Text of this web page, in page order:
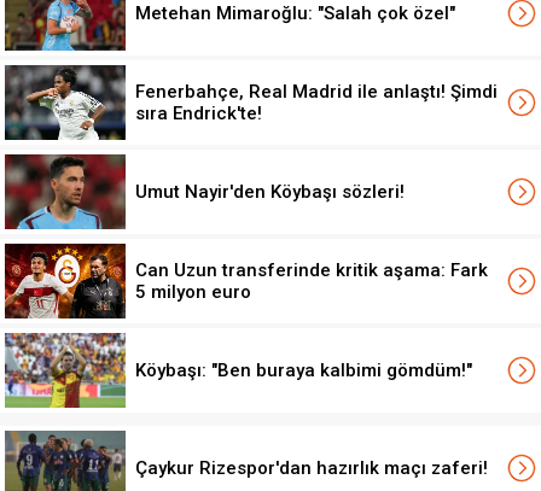
Metehan Mimaroğlu: "Salah çok özel"
Fenerbahçe, Real Madrid ile anlaştı! Şimdi
sıra Endrick'te!
Umut Nayir'den Köybaşı sözleri!
Can Uzun transferinde kritik aşama: Fark
5 milyon euro
Köybaşı: "Ben buraya kalbimi gömdüm!"
Çaykur Rizespor'dan hazırlık maçı zaferi!